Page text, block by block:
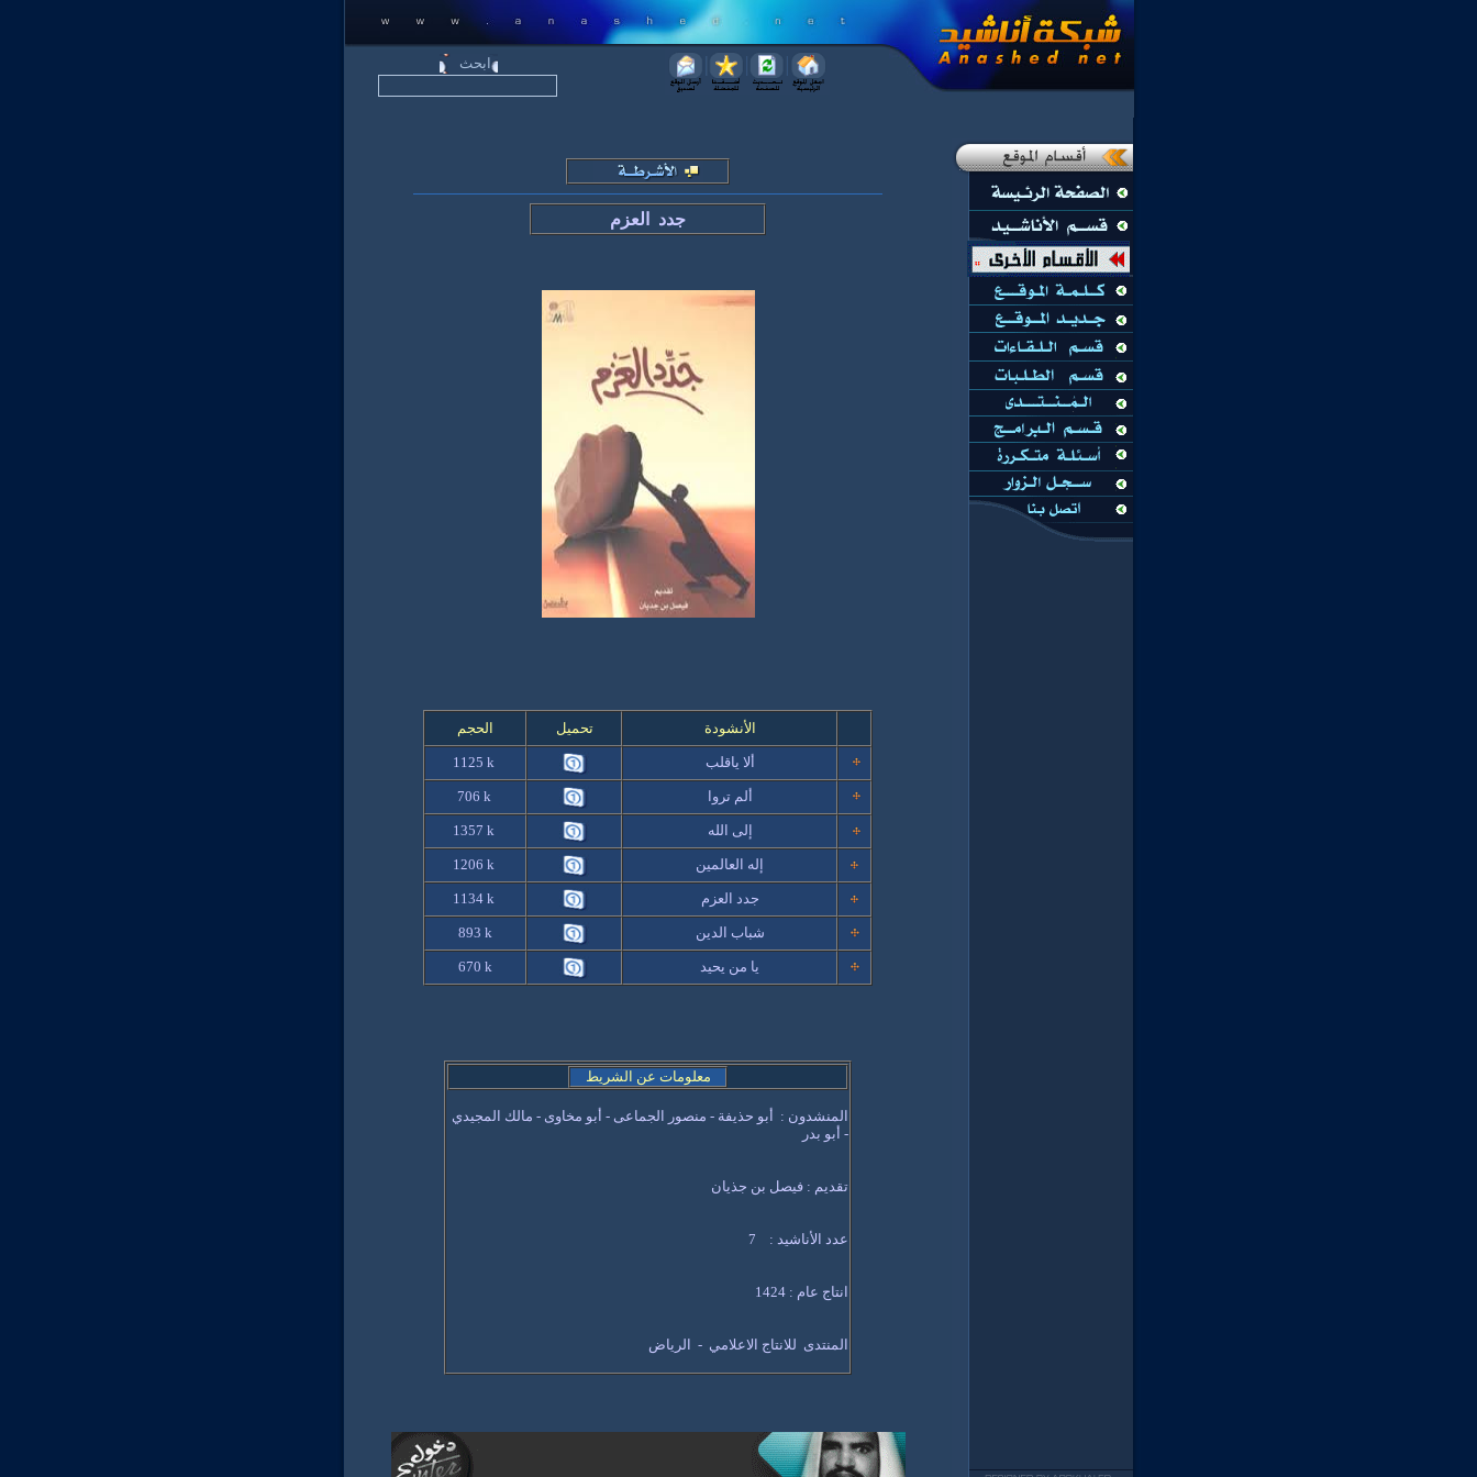
جدد العزم
الحجم تحميل الأنشودة
1125 k ألا ياقلب
706 k ألم تروا
1357 k إلى الله
1206 k إله العالمين
1134 k جدد العزم
893 k شباب الدين
670 k يا من يحيد
معلومات عن الشريط
المنشدون : أبو حذيفة - منصور الجماعى - أبو مخاوى - مالك المجيدي
- أبو بدر
تقديم : فيصل بن جذيان
عدد الأناشيد : 7
انتاج عام : 1424
المنتدى للانتاج الاعلامي - الرياض